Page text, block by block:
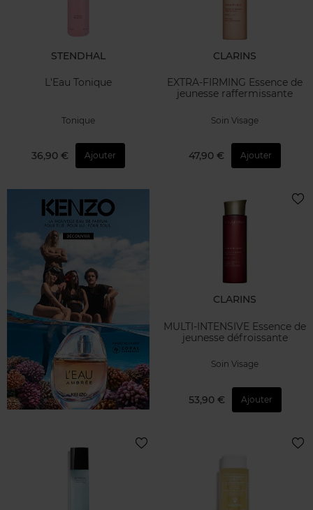
STENDHAL
L'Eau Tonique
Tonique
36,90 € Ajouter
CLARINS
EXTRA-FIRMING Essence de
jeunesse raffermissante
Soin Visage
47,90 € Ajouter
CLARINS
MULTI-INTENSIVE Essence de
jeunesse défroissante
Soin Visage
53,90 € Ajouter